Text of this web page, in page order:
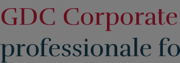
GDC
professionale